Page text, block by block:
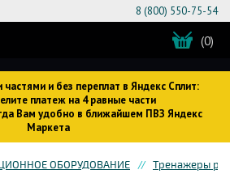
частями и без переплат в Яндекс Сплит:
платеж на 4 равные части
Вам удобно в ближайшем ПВЗ Яндекс
Маркета
8 (800) 550-75-54
(0)
ОБОРУДОВАНИЕ Тренажеры